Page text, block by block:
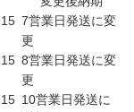
7営業日発送に変
更
8営業日発送に変
更
10営業日発送に